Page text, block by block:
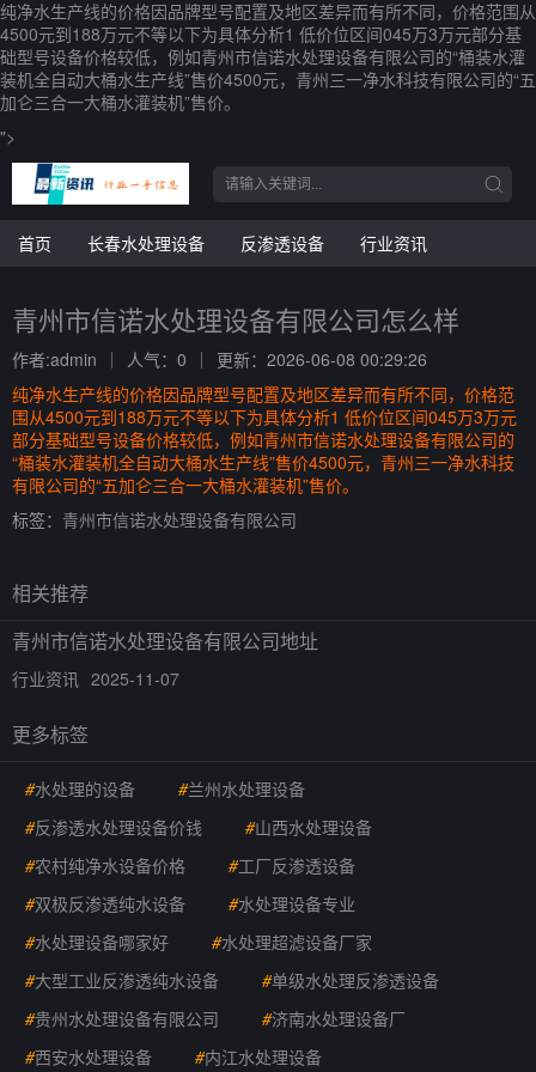
纯净水生产线的价格因品牌型号配置及地区差异而有所不同，价格范围从
4500元到188万元不等以下为具体分析1 低价位区间045万3万元部分基
础型号设备价格较低，例如青州市信诺水处理设备有限公司的“桶装水灌
装机全自动大桶水生产线”售价4500元，青州三一净水科技有限公司的“五
加仑三合一大桶水灌装机”售价。
">
首页 长春水处理设备 反渗透设备 行业资讯
青州市信诺水处理设备有限公司怎么样
作者:admin 人气：0
更新：2026-06-08 00:29:26
纯净水生产线的价格因品牌型号配置及地区差异而有所不同，价格范
围从4500元到188万元不等以下为具体分析1 低价位区间045万3万元
部分基础型号设备价格较低，例如青州市信诺水处理设备有限公司的
“桶装水灌装机全自动大桶水生产线”售价4500元，青州三一净水科技
有限公司的“五加仑三合一大桶水灌装机”售价。
标签： 青州市信诺水处理设备有限公司
相关推荐
青州市信诺水处理设备有限公司地址
行业资讯 2025-11-07
更多标签
#水处理的设备 #兰州水处理设备
#反渗透水处理设备价钱 #山西水处理设备
#农村纯净水设备价格 #工厂反渗透设备
#双极反渗透纯水设备 #水处理设备专业
#水处理设备哪家好 #水处理超滤设备厂家
#大型工业反渗透纯水设备 #单级水处理反渗透设备
#贵州水处理设备有限公司 #济南水处理设备厂
#西安水处理设备 #内江水处理设备